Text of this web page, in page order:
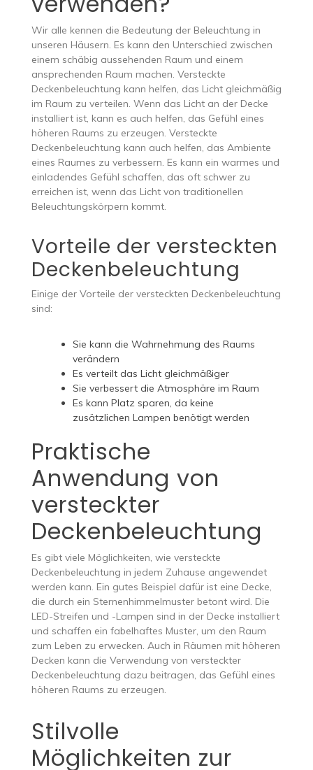
Wir alle kennen die Bedeutung der Beleuchtung in
unseren Häusern. Es kann den Unterschied zwischen
einem schäbig aussehenden Raum und einem
ansprechenden Raum machen. Versteckte
Deckenbeleuchtung kann helfen, das Licht gleichmäßig
im Raum zu verteilen. Wenn das Licht an der Decke
installiert ist, kann es auch helfen, das Gefühl eines
höheren Raums zu erzeugen. Versteckte
Deckenbeleuchtung kann auch helfen, das Ambiente
eines Raumes zu verbessern. Es kann ein warmes und
einladendes Gefühl schaffen, das oft schwer zu
erreichen ist, wenn das Licht von traditionellen
Beleuchtungskörpern kommt.
Vorteile der versteckten
Deckenbeleuchtung
Einige der Vorteile der versteckten Deckenbeleuchtung
sind:
Sie kann die Wahrnehmung des Raums
verändern
Es verteilt das Licht gleichmäßiger
Sie verbessert die Atmosphäre im Raum
Es kann Platz sparen, da keine
zusätzlichen Lampen benötigt werden
Praktische
Anwendung von
versteckter
Deckenbeleuchtung
Es gibt viele Möglichkeiten, wie versteckte
Deckenbeleuchtung in jedem Zuhause angewendet
werden kann. Ein gutes Beispiel dafür ist eine Decke,
die durch ein Sternenhimmelmuster betont wird. Die
LED-Streifen und -Lampen sind in der Decke installiert
und schaffen ein fabelhaftes Muster, um den Raum
zum Leben zu erwecken. Auch in Räumen mit höheren
Decken kann die Verwendung von versteckter
Deckenbeleuchtung dazu beitragen, das Gefühl eines
höheren Raums zu erzeugen.
Stilvolle
Möglichkeiten zur